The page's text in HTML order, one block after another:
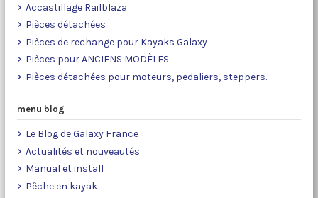
Accastillage Railblaza
Pièces détachées
Pièces de rechange pour Kayaks Galaxy
Pièces pour ANCIENS MODÈLES
Pièces détachées pour moteurs, pedaliers, steppers.
menu blog
Le Blog de Galaxy France
Actualités et nouveautés
Manual et install
Pêche en kayak